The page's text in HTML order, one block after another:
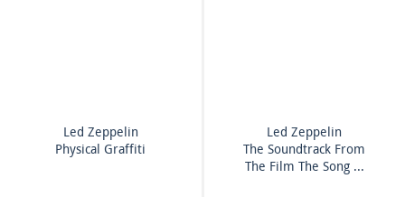
Led Zeppelin
Physical Graffiti
Led Zeppelin
The Soundtrack From
The Film The Song ...